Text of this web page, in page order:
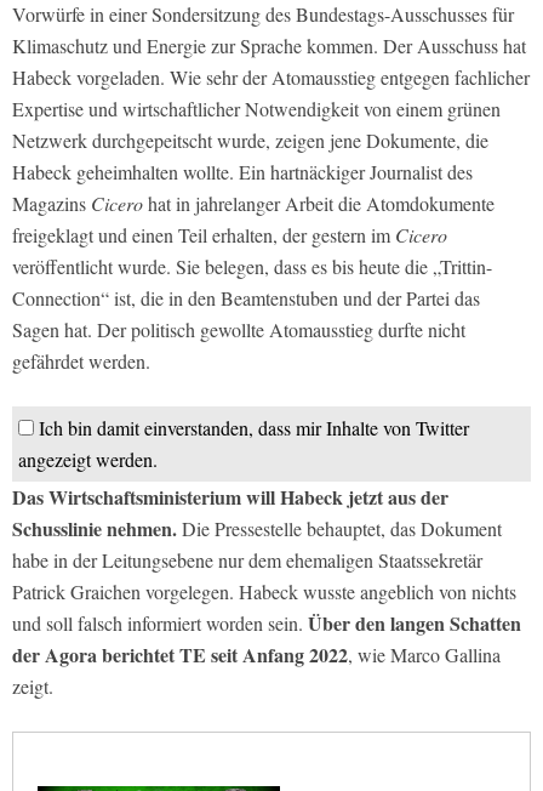
Vorwürfe in einer Sondersitzung des Bundestags-Ausschusses für
Klimaschutz und Energie zur Sprache kommen. Der Ausschuss hat
Habeck vorgeladen. Wie sehr der Atomausstieg entgegen fachlicher
Expertise und wirtschaftlicher Notwendigkeit von einem grünen
Netzwerk durchgepeitscht wurde, zeigen jene Dokumente, die
Habeck geheimhalten wollte. Ein hartnäckiger Journalist des
Magazins Cicerohat in jahrelanger Arbeit die Atomdokumente
freigeklagt und einen Teil erhalten, der gestern im Cicero
veröffentlicht wurde. Sie belegen, dass es bis heute die „Trittin-
Connection“ ist, die in den Beamtenstuben und der Partei das
Sagen hat. Der politisch gewollte Atomausstieg durfte nicht
gefährdet werden.
Ich bin damit einverstanden, dass mir Inhalte von Twitter
angezeigt werden.
Das Wirtschaftsministerium will Habeck jetzt aus der
Schusslinie nehmen.Die Pressestelle behauptet, das Dokument
habe in der Leitungsebene nur dem ehemaligen Staatssekretär
Patrick Graichen vorgelegen. Habeck wusste angeblich von nichts
und soll falsch informiert worden sein. Über den langen Schatten
der Agora berichtet TE seit Anfang 2022, wie Marco Gallina
zeigt.